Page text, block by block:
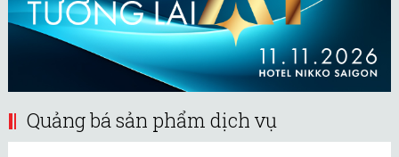
Quảng bá sản phẩm dịch vụ